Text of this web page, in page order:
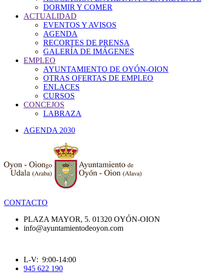
DORMIR Y COMER
ACTUALIDAD
EVENTOS Y AVISOS
AGENDA
RECORTES DE PRENSA
GALERÍA DE IMÁGENES
EMPLEO
AYUNTAMIENTO DE OYÓN-OION
OTRAS OFERTAS DE EMPLEO
ENLACES
CURSOS
CONCEJOS
LABRAZA
AGENDA 2030
CONTACTO
PLAZA MAYOR, 5. 01320 OYÓN-OION
info@ayuntamientodeoyon.com
L-V: 9:00-14:00
945 622 190